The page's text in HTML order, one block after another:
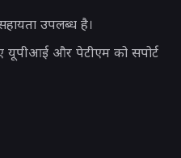
उपलब्ध है।
और पेटीएम को सपोर्ट